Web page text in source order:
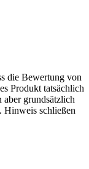
die Bewertung von
Produkt tatsächlich
aber grundsätzlich
Hinweis schließen